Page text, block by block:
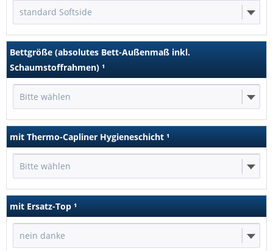
standard Softside
Bettgröße (absolutes Bett-Außenmaß inkl.
Schaumstoffrahmen) ¹
Bitte wählen
mit Thermo-Capliner Hygieneschicht ¹
Bitte wählen
mit Ersatz-Top ¹
nein danke